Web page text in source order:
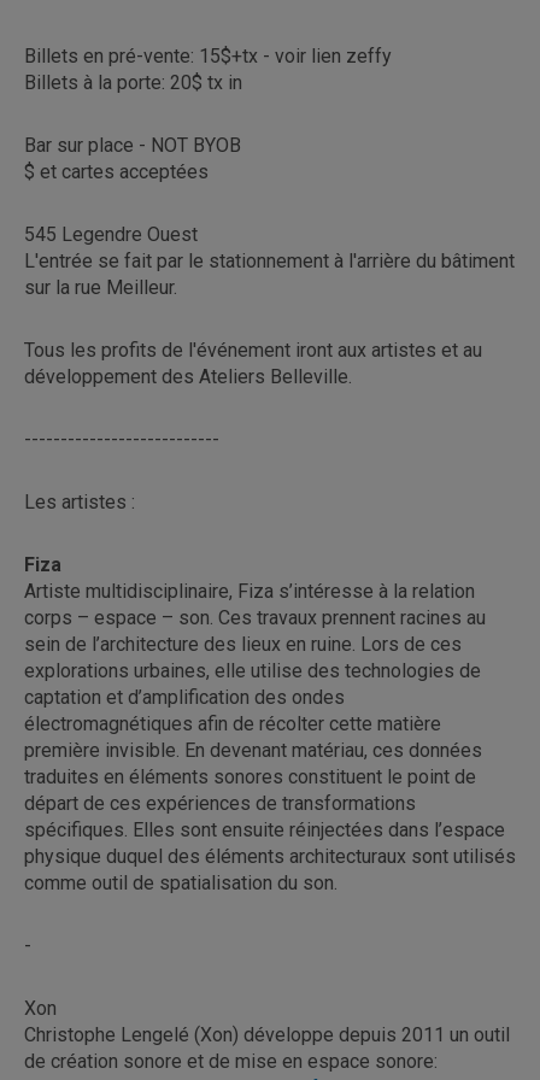
Billets en pré-vente: 15$+tx - voir lien zeffy
Billets à la porte: 20$ tx in
Bar sur place - NOT BYOB
$ et cartes acceptées
545 Legendre Ouest
L'entrée se fait par le stationnement à l'arrière du bâtiment
sur la rue Meilleur.
Tous les profits de l'événement iront aux artistes et au
développement des Ateliers Belleville.
---------------------------
Les artistes :
Fiza
Artiste multidisciplinaire, Fiza s’intéresse à la relation
corps – espace – son. Ces travaux prennent racines au
sein de l’architecture des lieux en ruine. Lors de ces
explorations urbaines, elle utilise des technologies de
captation et d’amplification des ondes
électromagnétiques afin de récolter cette matière
première invisible. En devenant matériau, ces données
traduites en éléments sonores constituent le point de
départ de ces expériences de transformations
spécifiques. Elles sont ensuite réinjectées dans l’espace
physique duquel des éléments architecturaux sont utilisés
comme outil de spatialisation du son.
-
Xon
Christophe Lengelé (Xon) développe depuis 2011 un outil
de création sonore et de mise en espace sonore: